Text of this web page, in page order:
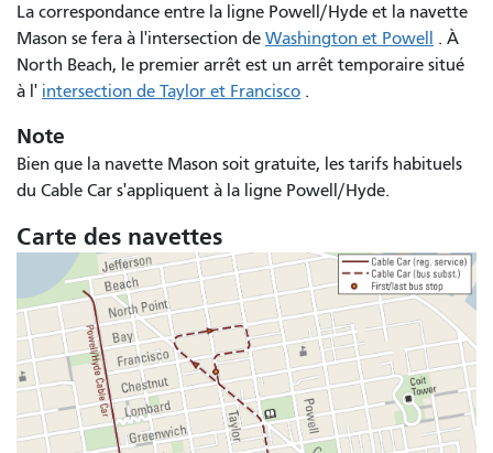
La correspondance entre la ligne Powell/Hyde et la navette
Mason se fera à l'intersection de Washington et Powell
. À
North Beach, le premier arrêt est un arrêt temporaire situé
à l' intersection de Taylor et Francisco .
Note
Bien que la navette Mason soit gratuite, les tarifs habituels
du Cable Car s'appliquent à la ligne Powell/Hyde.
Carte des navettes